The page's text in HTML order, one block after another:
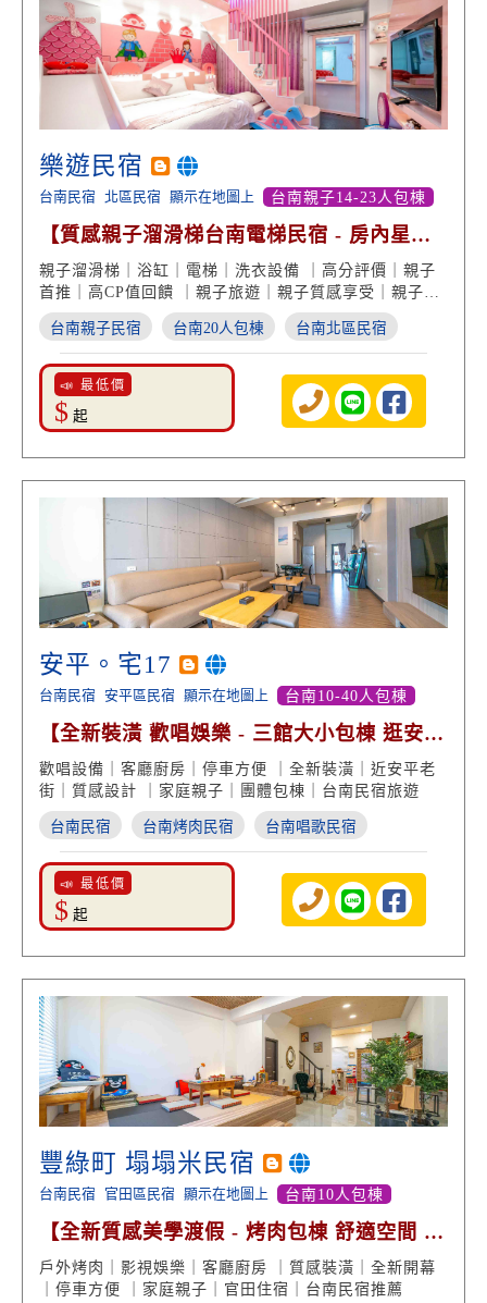
樂遊民宿
台南民宿 北區民宿 顯示在地圖上 台南親子14-23人包棟
【質感親子溜滑梯台南電梯民宿 - 房內星空
夜光彩繪】
親子溜滑梯｜浴缸｜電梯｜洗衣設備 ｜高分評價｜親子
首推｜高CP值回饋 ｜親子旅遊｜親子質感享受｜親子度
假首選
台南親子民宿 台南20人包棟 台南北區民宿
📣 最低價
$ 起
安平。宅17
台南民宿 安平區民宿 顯示在地圖上 台南10-40人包棟
【全新裝潢 歡唱娛樂 - 三館大小包棟 逛安平
老街】
歡唱設備｜客廳廚房｜停車方便 ｜全新裝潢｜近安平老
街｜質感設計 ｜家庭親子｜團體包棟｜台南民宿旅遊
台南民宿 台南烤肉民宿 台南唱歌民宿
📣 最低價
$ 起
豐綠町 塌塌米民宿
台南民宿 官田區民宿 顯示在地圖上 台南10人包棟
【全新質感美學渡假 - 烤肉包棟 舒適空間 絕
美景致】
戶外烤肉｜影視娛樂｜客廳廚房 ｜質感裝潢｜全新開幕
｜停車方便 ｜家庭親子｜官田住宿｜台南民宿推薦